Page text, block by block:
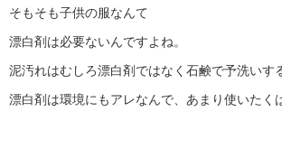
そもそも子供の服なんて
漂白剤は必要ないんですよね。
泥汚れはむしろ漂白剤ではなく石鹸で予洗いす
漂白剤は環境にもアレなんで、あまり使いたく